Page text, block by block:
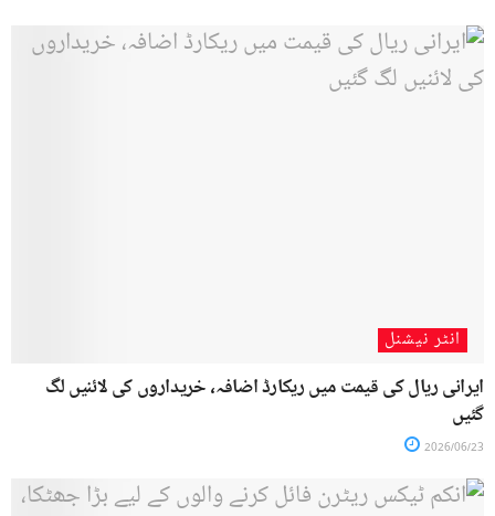
انٹر نیشنل
ایرانی ریال کی قیمت میں ریکارڈ اضافہ، خریداروں کی لائنیں لگ
گئیں
2026/06/23